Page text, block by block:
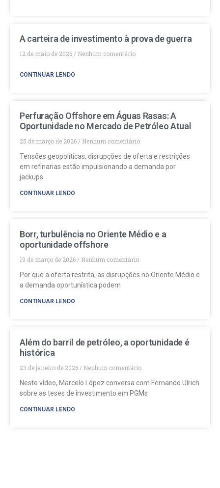
A carteira de investimento à prova de guerra
12 de maio de 2026 Nenhum comentário
CONTINUAR LENDO
Perfuração Offshore em Águas Rasas: A
Oportunidade no Mercado de Petróleo Atual
25 de março de 2026
Nenhum comentário
Tensões geopolíticas, disrupções de oferta e restrições
em refinarias estão impulsionando a demanda por
jackups
CONTINUAR LENDO
Borr, turbulência no Oriente Médio e a
oportunidade offshore
19 de março de 2026
Nenhum comentário
Por que a oferta restrita, as disrupções no Oriente Médio e
a demanda oportunística podem
CONTINUAR LENDO
Além do barril de petróleo, a oportunidade é
histórica
23 de janeiro de 2026
Nenhum comentário
Neste vídeo, Marcelo López conversa com Fernando Ulrich
sobre as teses de investimento em PGMs
CONTINUAR LENDO